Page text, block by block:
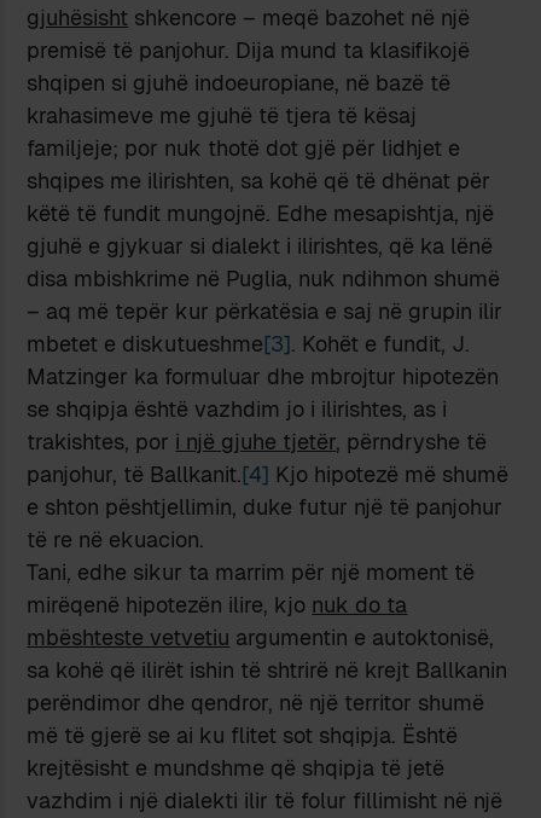
gjuhësisht shkencore – meqë bazohet në një
premisë të panjohur. Dija mund ta klasifikojë
shqipen si gjuhë indoeuropiane, në bazë të
krahasimeve me gjuhë të tjera të kësaj
familjeje; por nuk thotë dot gjë për lidhjet e
shqipes me ilirishten, sa kohë që të dhënat për
këtë të fundit mungojnë. Edhe mesapishtja, një
gjuhë e gjykuar si dialekt i ilirishtes, që ka lënë
disa mbishkrime në Puglia, nuk ndihmon shumë
– aq më tepër kur përkatësia e saj në grupin ilir
mbetet e diskutueshme[3]. Kohët e fundit, J.
Matzinger ka formuluar dhe mbrojtur hipotezën
se shqipja është vazhdim jo i ilirishtes, as i
trakishtes, por i një gjuhe tjetër, përndryshe të
panjohur, të Ballkanit.[4] Kjo hipotezë më shumë
e shton pështjellimin, duke futur një të panjohur
të re në ekuacion.
Tani, edhe sikur ta marrim për një moment të
mirëqenë hipotezën ilire, kjo nuk do ta
mbështeste vetvetiu argumentin e autoktonisë,
sa kohë që ilirët ishin të shtrirë në krejt Ballkanin
perëndimor dhe qendror, në një territor shumë
më të gjerë se ai ku flitet sot shqipja. Është
krejtësisht e mundshme që shqipja të jetë
vazhdim i një dialekti ilir të folur fillimisht në një